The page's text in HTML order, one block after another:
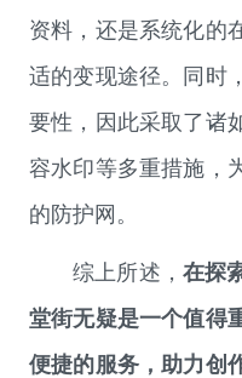
资料，还是系统化的
适的变现途径。同时
要性，因此采取了诸
容水印等多重措施，
的防护网。
综上所述，在探
堂街无疑是一个值得
便捷的服务，助力创